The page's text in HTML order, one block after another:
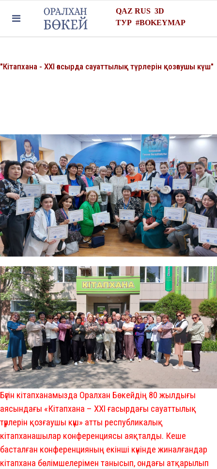
QAZ RUS 3D
ТУР #BOKEYMAP
"Кітапхана - ХХІ ғасырда сауаттылық түрлерін қозғаушы күш"
Бүгін кітапханамызда Оралхан Бөкейдің 80 жылдығы
аясындағы «Кітапхана – ХХІ ғасырдағы сауаттылық
түрлерін қозғаушы күш» атты республикалық
кітапханашылар конференциясы аяқталды. Кеше
басталған конференцияның екінші күнінде жиналғандар
кітапхана бөлімшелерімен танысып, ондағы атқарылып